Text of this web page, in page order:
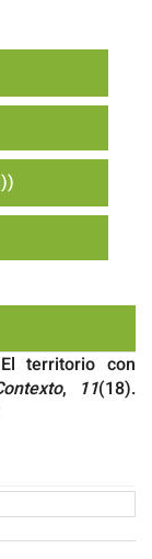
territorio con
, 11(18).